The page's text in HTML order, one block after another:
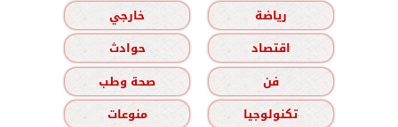
رياضة
خارجي
اقتصاد
حوادث
فن
صحة وطب
تكنولوجيا
منوعات